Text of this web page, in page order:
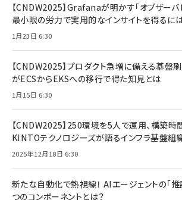
【CNDW2025】Grafanaが明かす「オブザーバ
最小限の労力で実用的なインサイトを得るに
1月23日 6:30
【CNDW2025】プロダクト急増に備える基盤
がECSからEKSへの移行で得た知見とは
1月15日 6:30
【CNDW2025】250環境を5人で運用、構築時
KINTOテクノロジーズが語るインフラ基盤組
2025年12月18日 6:30
新たな自動化で熱視線！ AIエージェントの「
つのコンポーネントとは？